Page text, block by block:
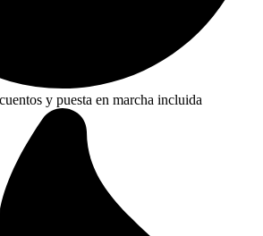
y puesta en marcha incluida